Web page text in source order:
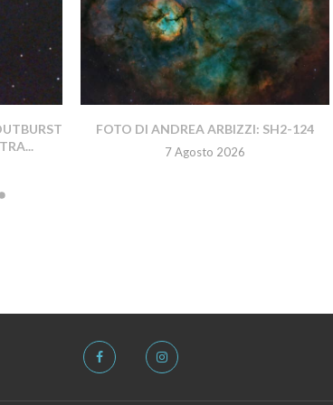
FOTO DI ANDREA ARBIZZI: SH2-124
7 Agosto 2026